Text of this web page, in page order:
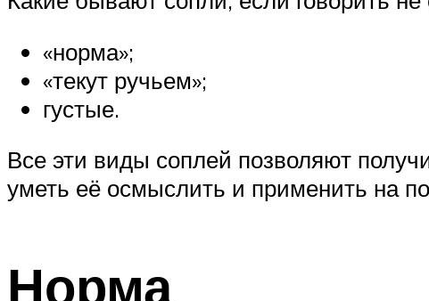
«норма»;
«текут ручьем»;
густые.
Все эти виды соплей позволяют
уметь её осмыслить и применить на
Норма